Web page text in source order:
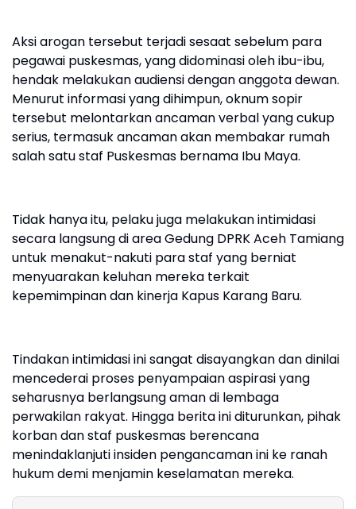
Aksi arogan tersebut terjadi sesaat sebelum para
pegawai puskesmas, yang didominasi oleh ibu-ibu,
hendak melakukan audiensi dengan anggota dewan.
Menurut informasi yang dihimpun, oknum sopir
tersebut melontarkan ancaman verbal yang cukup
serius, termasuk ancaman akan membakar rumah
salah satu staf Puskesmas bernama Ibu Maya.
Tidak hanya itu, pelaku juga melakukan intimidasi
secara langsung di area Gedung DPRK Aceh Tamiang
untuk menakut-nakuti para staf yang berniat
menyuarakan keluhan mereka terkait
kepemimpinan dan kinerja Kapus Karang Baru.
Tindakan intimidasi ini sangat disayangkan dan dinilai
mencederai proses penyampaian aspirasi yang
seharusnya berlangsung aman di lembaga
perwakilan rakyat. Hingga berita ini diturunkan, pihak
korban dan staf puskesmas berencana
menindaklanjuti insiden pengancaman ini ke ranah
hukum demi menjamin keselamatan mereka.